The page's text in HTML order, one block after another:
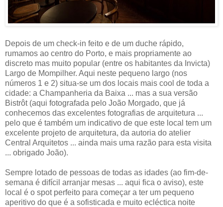
Depois de um check-in feito e de um duche rápido,
rumamos ao centro do Porto, e mais propriamente ao
discreto mas muito popular (entre os habitantes da Invicta)
Largo de Mompilher. Aqui neste pequeno largo (nos
números 1 e 2) situa-se um dos locais mais cool de toda a
cidade: a Champanheria da Baixa ... mas a sua versão
Bistrôt (aqui fotografada pelo João Morgado, que já
conhecemos das excelentes fotografias de arquitetura ...
pelo que é também um indicativo de que este local tem um
excelente projeto de arquitetura, da autoria do atelier
Central Arquitetos ... ainda mais uma razão para esta visita
... obrigado João).
Sempre lotado de pessoas de todas as idades (ao fim-de-
semana é difícil arranjar mesas ... aqui fica o aviso), este
local é o spot perfeito para começar a ter um pequeno
aperitivo do que é a sofisticada e muito ecléctica noite